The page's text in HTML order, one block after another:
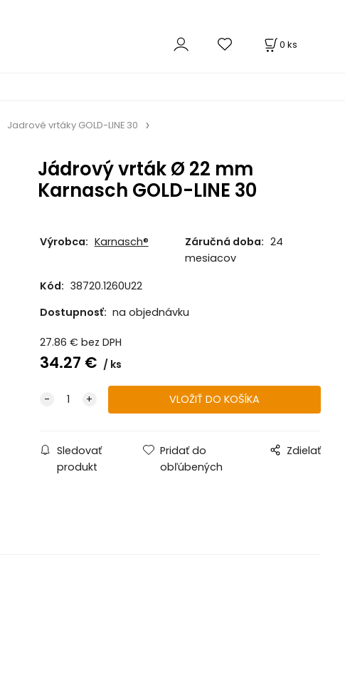
0 ks
Jadrové vrtáky GOLD-LINE 30
Jádrový vrták Ø 22 mm
Karnasch GOLD-LINE 30
Výrobca: Karnasch® Záručná doba: 24
mesiacov
Kód: 38720.1260U22
Dostupnosť: na objednávku
27.86 € bez DPH
34.27 € ks
Sledovať
produkt
Pridať do
obľúbených
Zdielať